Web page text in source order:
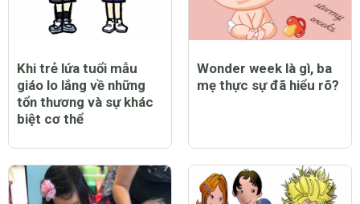
Khi trẻ lứa tuổi mẫu
giáo lo lắng về những
tổn thương và sự khác
biệt cơ thể
Wonder week là gì, ba
mẹ thực sự đã hiểu rõ?